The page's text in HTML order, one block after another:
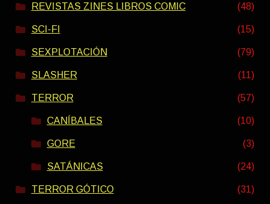
REVISTAS ZINES LIBROS COMIC (48)
SCI-FI (15)
SEXPLOTACIÓN (79)
SLASHER (11)
TERROR (57)
CANÍBALES (10)
GORE (3)
SATÁNICAS (24)
TERROR GÓTICO (31)